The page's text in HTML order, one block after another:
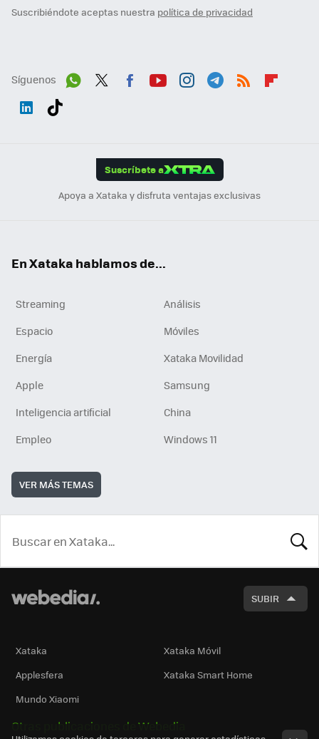
Suscribiéndote aceptas nuestra política de privacidad
Síguenos
Suscríbete a
Apoya a Xataka y disfruta ventajas exclusivas
En Xataka hablamos de...
Streaming
Análisis
Espacio
Móviles
Energía
Xataka Movilidad
Apple
Samsung
Inteligencia artificial
China
Empleo
Windows 11
VER MÁS TEMAS
SUBIR
Xataka
Xataka Móvil
Applesfera
Xataka Smart Home
Mundo Xiaomi
Otras publicaciones de Webedia